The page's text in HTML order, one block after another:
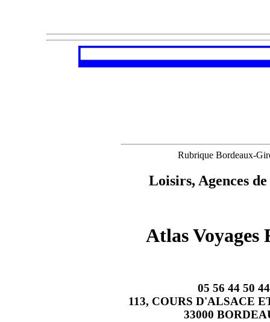
Rubrique Bordeaux-
Loisirs, Agences de
Atlas Voyages
05 56 44 50 44
113, COURS D'ALSACE
33000